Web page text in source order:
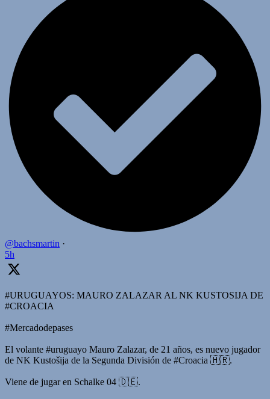
@bachsmartin ·
5h
#URUGUAYOS: MAURO ZALAZAR AL NK KUSTOSIJA DE
#CROACIA
#Mercadodepases
El volante #uruguayo Mauro Zalazar, de 21 años, es nuevo jugador
de NK Kustošija de la Segunda División de #Croacia 🇭🇷.
Viene de jugar en Schalke 04 🇩🇪.